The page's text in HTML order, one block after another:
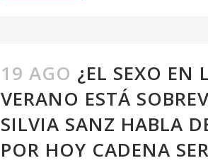
19 AGO ¿EL SEXO EN
VERANO ESTÁ
SILVIA SANZ HABLA
POR HOY CADENA SER